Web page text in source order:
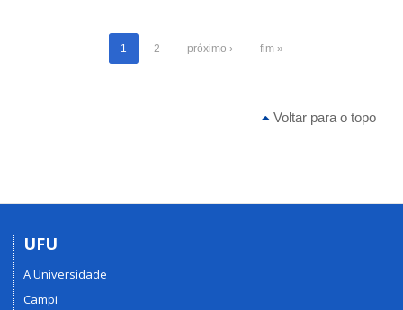
1 2 próximo › fim »
Voltar para o topo
UFU
A Universidade
Campi